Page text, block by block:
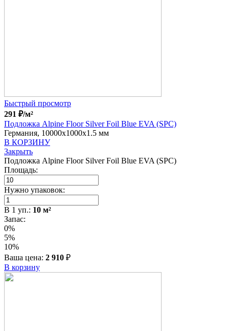
Быстрый просмотр
291 ₽/м²
Подложка Alpine Floor Silver Foil Blue EVA (SPC)
Германия, 10000x1000x1.5 мм
В КОРЗИНУ
Закрыть
Подложка Alpine Floor Silver Foil Blue EVA (SPC)
Площадь:
Нужно упаковок:
В 1 уп.: 10 м²
Запас:
0%
5%
10%
Ваша цена: 2 910 ₽
В корзину